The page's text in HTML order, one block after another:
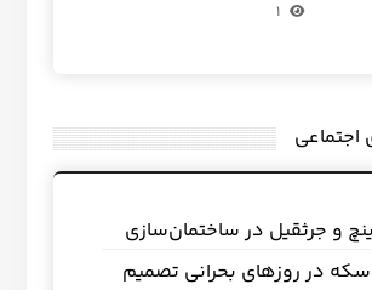
1
و جرثقیل در ساختمان‌سازی
سکه در روزهای بحرانی تصمیم